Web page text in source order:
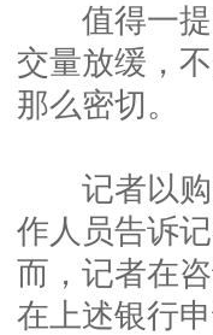
值得一提
交量放缓，
那么密切。
记者以购
作人员告诉
而，记者在
在上述银行